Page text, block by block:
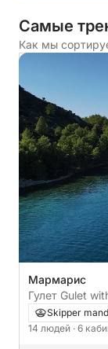
Самые
Как мы
Мармарис
Гулет Gulet
Skipper
14 людей · 6